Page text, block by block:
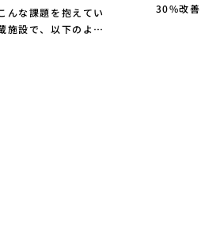
な課題を抱えてい
施設で、以下のよう
30%改